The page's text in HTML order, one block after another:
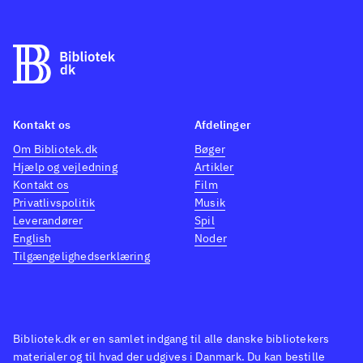
konverteret fra Gameboy i stil
med Magic: The gathering, hvor
du kæmper med kort imod
kort for at blive bedre. Det
grafisk remastered "Kingdom
Hearts 358/2 Days" er ikke
spilbart men består kun af
mellemsekvenserne fra spillet.
Styringen, kameraføringen,
grafikken og selve spillet er
af de mest populære indenfor
genren, i både Vesten og Østen
Bibliotek.dk er en samlet indgang til alle danske bibliotekers
materialer og til hvad der udgives i Danmark. Du kan bestille
Kontakt os
Om Bibliotek.dk
Hjælp og vejledning
Kontakt os
Privatlivspolitik
Leverandører
English
Tilgængelighedserklæring
Afdelinger
Bøger
Artikler
Film
Musik
Spil
Noder